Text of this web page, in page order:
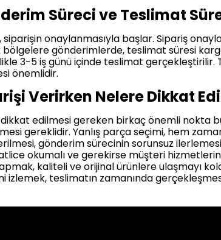
Süreci ve Teslimat
onaylanmasıyla başlar. Sipariş
gönderimlerde, teslimat süresi
3-5 iş günü içinde teslimat gerçekleştirilir.
önemlidir.
Verirken Nelere Dikkat
edilmesi gereken birkaç önemli nokta
gereklidir. Yanlış parça seçimi, hem
gönderim sürecinin sorunsuz ilerlemesi
okumalı ve gerekirse müşteri
kaliteli ve orijinal ürünlere ulaşmayı
izlemek, teslimatın zamanında